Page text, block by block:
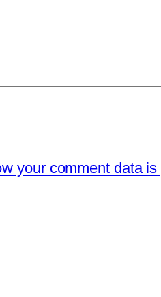
your comment data